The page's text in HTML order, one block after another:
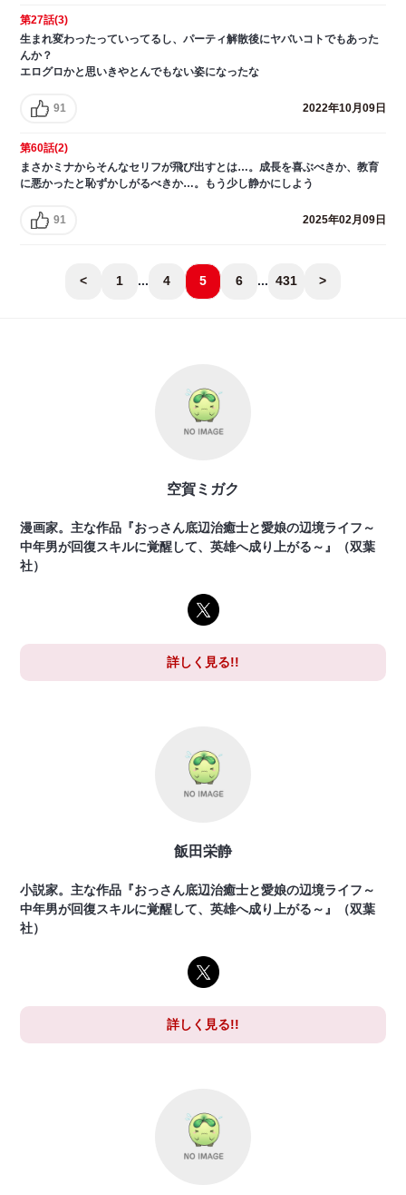
第27話(3)
生まれ変わったっていってるし、パーティ解散後にヤバいコトでもあった
んか？
エログロかと思いきやとんでもない姿になったな
91 2022年10月09日
第60話(2)
まさかミナからそんなセリフが飛び出すとは…。成長を喜ぶべきか、教育
に悪かったと恥ずかしがるべきか…。もう少し静かにしよう
91 2025年02月09日
< 1 ... 4 5 6 ... 431 >
空賀ミガク
漫画家。主な作品『おっさん底辺治癒士と愛娘の辺境ライフ～
中年男が回復スキルに覚醒して、英雄へ成り上がる～』（双葉
社）
詳しく見る!!
飯田栄静
小説家。主な作品『おっさん底辺治癒士と愛娘の辺境ライフ～
中年男が回復スキルに覚醒して、英雄へ成り上がる～』（双葉
社）
詳しく見る!!